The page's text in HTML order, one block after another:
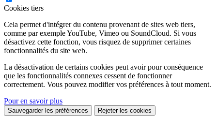
Cookies tiers
Cela permet d'intégrer du contenu provenant de sites web tiers,
comme par exemple YouTube, Vimeo ou SoundCloud. Si vous
désactivez cette fonction, vous risquez de supprimer certaines
fonctionnalités du site web.
La désactivation de certains cookies peut avoir pour conséquence
que les fonctionnalités connexes cessent de fonctionner
correctement. Vous pouvez modifier vos préférences à tout moment.
Pour en savoir plus
Sauvegarder les préférences Rejeter les cookies